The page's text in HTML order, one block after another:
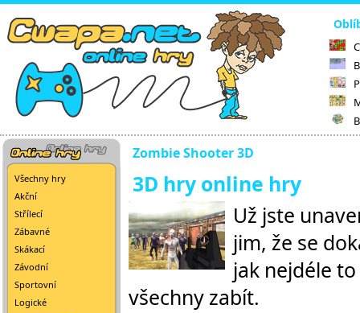
Všechny hry
Akční
Střílecí
Zábavné
Skákací
Závodní
Sportovní
Logické
Zombie Shooter 3D
3D hry online hry
Už jste
jim, že se
jak nejdéle
všechny zabít.